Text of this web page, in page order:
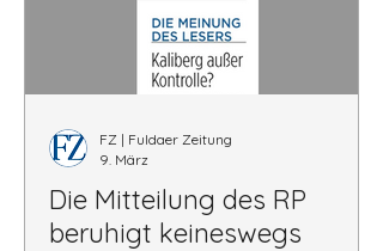
Die Mitteilung des RP
beruhigt keineswegs
FZ | Fuldaer Zeitung
9. März